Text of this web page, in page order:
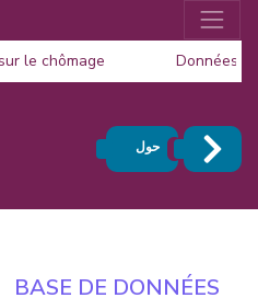
Données
le chômage
حول
BASE DE DONNÉES